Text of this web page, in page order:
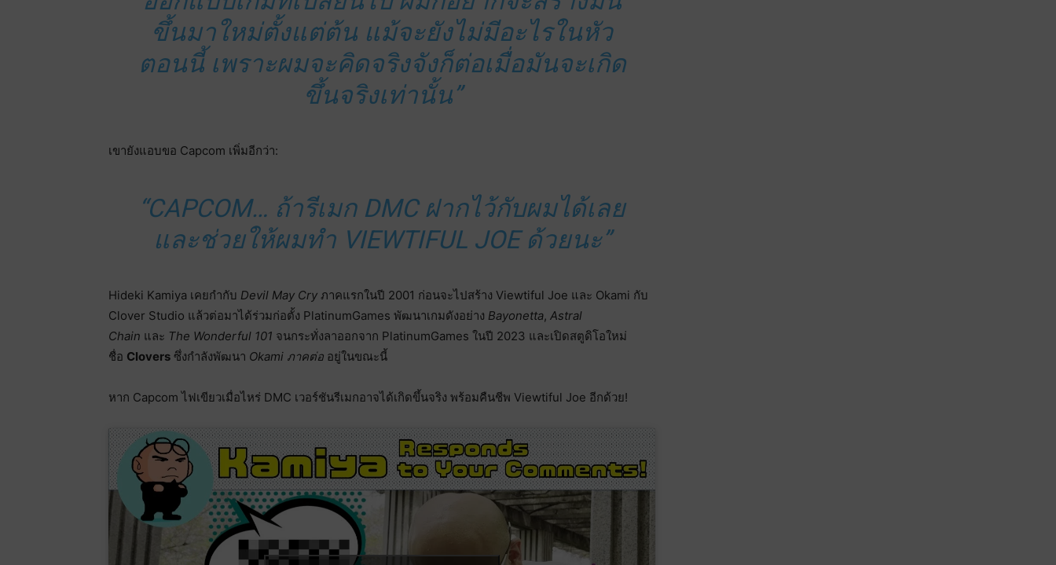
ขึ้นมาใหม่ตั้งแต่ต้น แม้จะยังไม่มีอะไรในหัว
ตอนนี้ เพราะผมจะคิดจริงจังก็ต่อเมื่อมันจะเกิด
ขึ้นจริงเท่านั้น”
เขายังแอบขอ Capcom เพิ่มอีกว่า:
“CAPCOM… ถ้ารีเมก DMC ฝากไว้กับผมได้เลย
และช่วยให้ผมทำ VIEWTIFUL JOE ด้วยนะ”
Hideki Kamiya เคยกำกับ Devil May Cry ภาคแรกในปี 2001 ก่อนจะไปสร้าง Viewtiful Joe และ Okami กับ
Clover Studio แล้วต่อมาได้ร่วมก่อตั้ง PlatinumGames พัฒนาเกมดังอย่าง Bayonetta, Astral
Chain และ The Wonderful 101 จนกระทั่งลาออกจาก PlatinumGames ในปี 2023 และเปิดสตูดิโอใหม่
ชื่อ Clovers ซึ่งกำลังพัฒนา Okami ภาคต่อ อยู่ในขณะนี้
หาก Capcom ไฟเขียวเมื่อไหร่ DMC เวอร์ชันรีเมกอาจได้เกิดขึ้นจริง พร้อมคืนชีพ Viewtiful Joe อีกด้วย!